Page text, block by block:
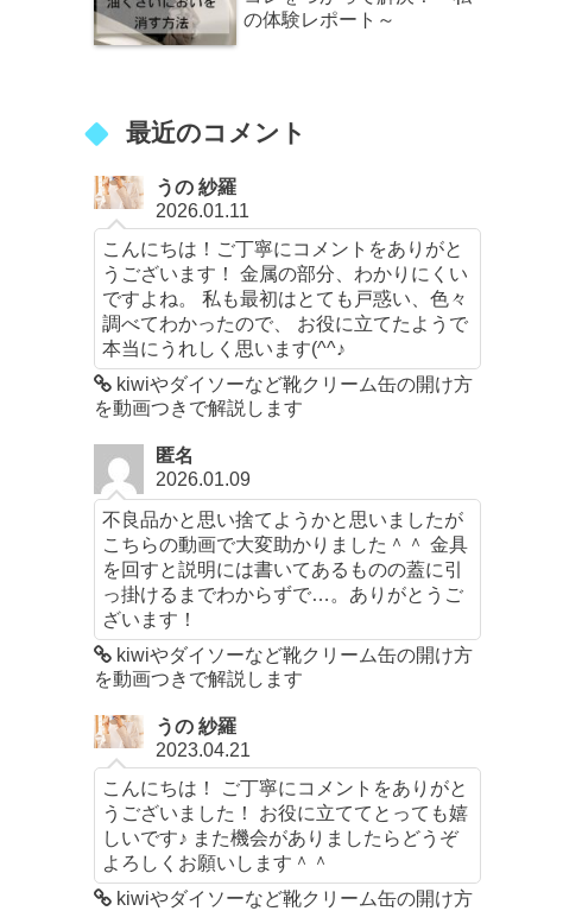
の体験レポート～
最近のコメント
うの 紗羅
2026.01.11
こんにちは！ご丁寧にコメントをありがと
うございます！ 金属の部分、わかりにくい
ですよね。 私も最初はとても戸惑い、色々
調べてわかったので、 お役に立てたようで
本当にうれしく思います(^^♪
kiwiやダイソーなど靴クリーム缶の開け方
を動画つきで解説します
匿名
2026.01.09
不良品かと思い捨てようかと思いましたが
こちらの動画で大変助かりました＾＾ 金具
を回すと説明には書いてあるものの蓋に引
っ掛けるまでわからずで…。ありがとうご
ざいます！
kiwiやダイソーなど靴クリーム缶の開け方
を動画つきで解説します
うの 紗羅
2023.04.21
こんにちは！ ご丁寧にコメントをありがと
うございました！ お役に立ててとっても嬉
しいです♪ また機会がありましたらどうぞ
よろしくお願いします＾＾
kiwiやダイソーなど靴クリーム缶の開け方